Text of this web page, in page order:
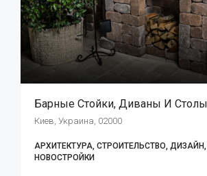
Киев, Украина, 02000
АРХИТЕКТУРА, СТРОИТЕЛЬСТВО, ДИЗАЙН,
НОВОСТРОЙКИ